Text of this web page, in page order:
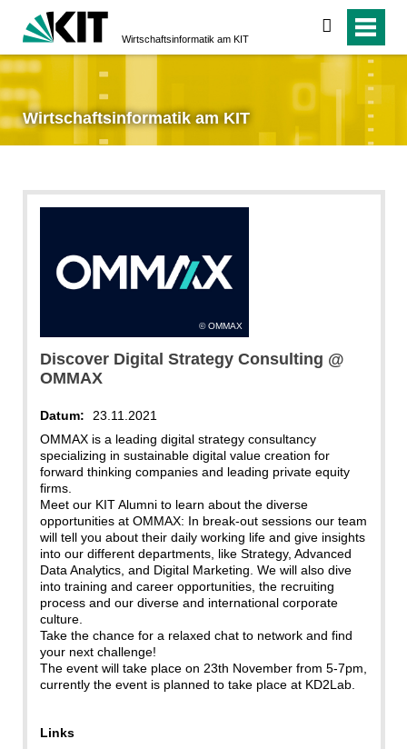
Wirtschaftsinformatik am KIT
suchen
Wirtschaftsinformatik am KIT
OMMAX
Discover Digital Strategy Consulting @
OMMAX
Datum:
23.11.2021
OMMAX is a leading digital strategy consultancy
specializing in sustainable digital value creation for
forward thinking companies and leading private equity
firms.
Meet our KIT Alumni to learn about the diverse
opportunities at OMMAX: In break-out sessions our team
will tell you about their daily working life and give insights
into our different departments, like Strategy, Advanced
Data Analytics, and Digital Marketing. We will also dive
into training and career opportunities, the recruiting
process and our diverse and international corporate
culture.
Take the chance for a relaxed chat to network and find
your next challenge!
The event will take place on 23th November from 5-7pm,
currently the event is planned to take place at KD2Lab.
Links